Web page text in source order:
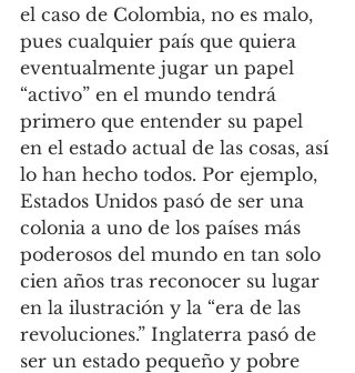
el caso de Colombia, no es malo,
pues cualquier país que quiera
eventualmente jugar un papel
“activo” en el mundo tendrá
primero que entender su papel
en el estado actual de las cosas, así
lo han hecho todos. Por ejemplo,
Estados Unidos pasó de ser una
colonia a uno de los países más
poderosos del mundo en tan solo
cien años tras reconocer su lugar
en la ilustración y la “era de las
revoluciones.” Inglaterra pasó de
ser un estado pequeño y pobre